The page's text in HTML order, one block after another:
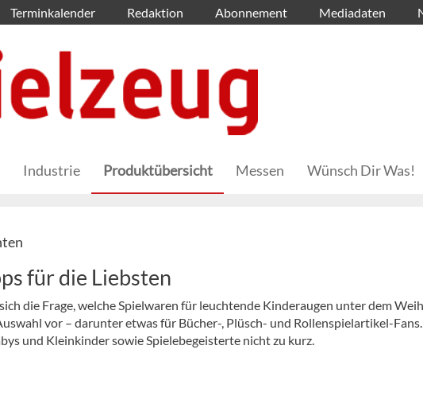
Terminkalender Redaktion Abonnement Mediadaten
Industrie Produktübersicht Messen Wünsch Dir Was!
für die Liebsten
die Frage, welche Spielwaren für leuchtende Kinderaugen unter dem
vor – darunter etwas für Bücher-, Plüsch- und Rollenspielartikel-
und Kleinkinder sowie Spielebegeisterte nicht zu kurz.